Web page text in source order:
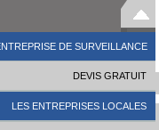
DE SURVEILLANCE
DEVIS GRATUIT
LES ENTREPRISES LOCALES